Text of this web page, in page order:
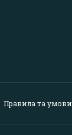
Правила та умови